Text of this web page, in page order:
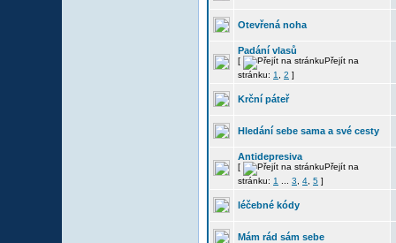
Otevřená noha
Padání vlasů
[
Přejít na
stránku: 1 2 ]
Krční páteř
Hledání sebe sama a své cesty
Antidepresiva
[
Přejít na
stránku: 1 3 4 5 ]
léčebné kódy
Mám rád sám sebe